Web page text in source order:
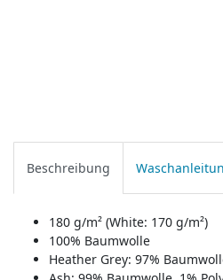
Beschreibung
180 g/m² (White: 170 g/m²)
100% Baumwolle
Heather Grey: 97%